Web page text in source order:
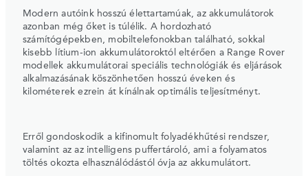
Modern autóink hosszú élettartamúak, az akkumulátorok
azonban még őket is túlélik. A hordozható
számítógépekben, mobiltelefonokban található, sokkal
kisebb lítium-ion akkumulátoroktól eltérően a Range Rover
modellek akkumulátorai speciális technológiák és eljárások
alkalmazásának köszönhetően hosszú éveken és
kilométerek ezrein át kínálnak optimális teljesítményt.
Erről gondoskodik a kifinomult folyadékhűtési rendszer,
valamint az az intelligens puffertároló, ami a folyamatos
töltés okozta elhasználódástól óvja az akkumulátort.